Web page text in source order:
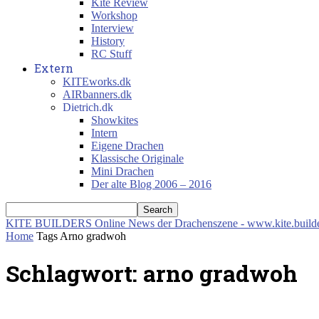
Kite Review
Workshop
Interview
History
RC Stuff
Extern
KITEworks.dk
AIRbanners.dk
Dietrich.dk
Showkites
Intern
Eigene Drachen
Klassische Originale
Mini Drachen
Der alte Blog 2006 – 2016
KITE BUILDERS Online News der Drachenszene -
Home Tags Arno gradwoh
Schlagwort: arno gradwoh